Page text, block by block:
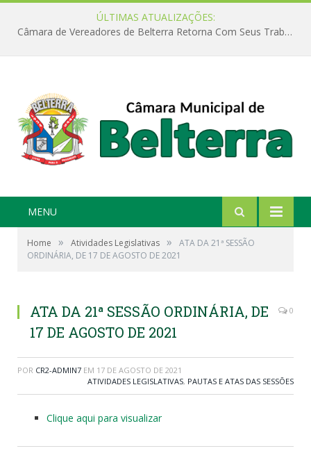
ÚLTIMAS ATUALIZAÇÕES:
Câmara de Vereadores de Belterra Retorna Com Seus Trabalhos Legislativos
MENU
Home » Atividades Legislativas »
ATA DA 21ª SESSÃO
ORDINÁRIA, DE 17 DE AGOSTO DE 2021
ATA DA 21ª SESSÃO ORDINÁRIA, DE
17 DE AGOSTO DE 2021
0
POR CR2-ADMIN7 EM 17 DE AGOSTO DE 2021
ATIVIDADES LEGISLATIVAS, PAUTAS E ATAS DAS SESSÕES
Clique aqui para visualizar